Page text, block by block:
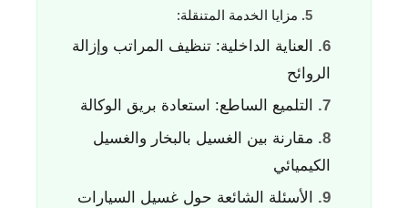
مزايا الخدمة المتنقلة:
العناية الداخلية: تنظيف المراتب وإزالة
الروائح
التلميع الساطع: استعادة بريق الوكالة
مقارنة بين الغسيل بالبخار والغسيل
الكيميائي
الأسئلة الشائعة حول غسيل السيارات